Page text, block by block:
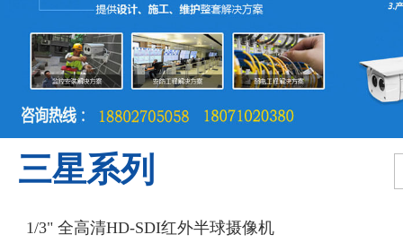
三星系列
1/3" 全高清HD-SDI红外半球摄像机